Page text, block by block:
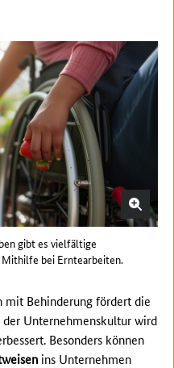
gibt es vielfältige
bei Erntearbeiten.
mit Behinderung fördert die
Unternehmenskultur wird
Besonders können
ins Unternehmen